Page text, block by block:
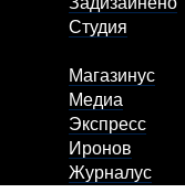
Студия
Магазинус
Медиа
Экспресс
Иронов
Журналус